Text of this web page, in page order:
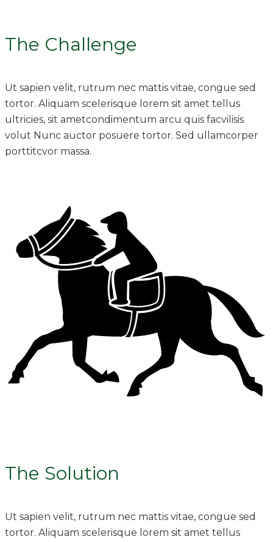
The Challenge
Ut sapien velit, rutrum nec mattis vitae, congue sed
tortor. Aliquam scelerisque lorem sit amet tellus
ultricies, sit ametcondimentum arcu quis facvilisis
volut Nunc auctor posuere tortor. Sed ullamcorper
porttitcvor massa.
The Solution
Ut sapien velit, rutrum nec mattis vitae, congue sed
tortor. Aliquam scelerisque lorem sit amet tellus